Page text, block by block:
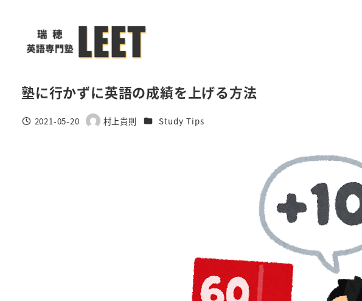
塾に行かずに英語の成績を上げる方法
投稿日
2021-05-20
著
村上貴則 カテゴリー
Study Tips